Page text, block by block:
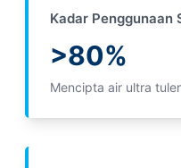
Kadar Penggunaan
>80%
Mencipta air ultra